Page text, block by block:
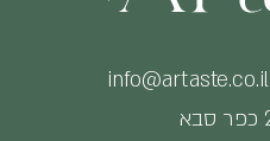
info@artaste.co.il